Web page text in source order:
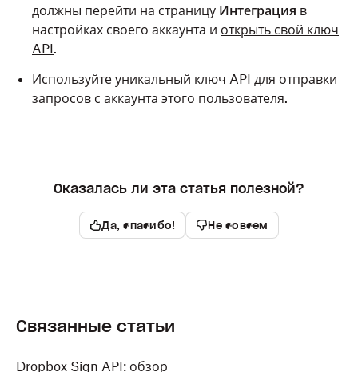
должны перейти на страницу Интеграция в
настройках своего аккаунта и открыть свой ключ
API.
Используйте уникальный ключ API для отправки
запросов с аккаунта этого пользователя.
Оказалась ли эта статья полезной?
Да, спасибо! Не совсем
Связанные статьи
Dropbox Sign API: обзор